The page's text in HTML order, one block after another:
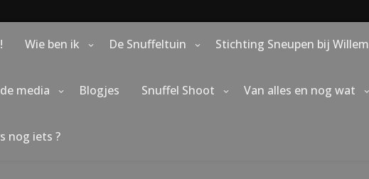
Wie ben ik De Snuffeltuin Stichting Sneupen bij Willem
media Blogjes Snuffel Shoot Van alles en nog wat
nog iets ?